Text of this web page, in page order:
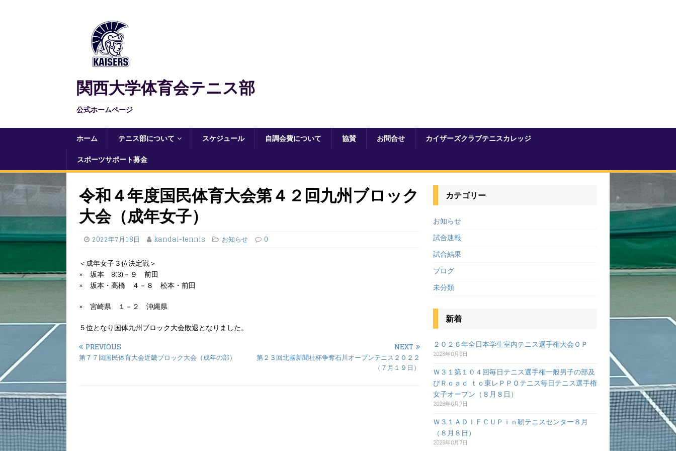
関西大学体育会テニス部
公式ホームページ
ホーム テニス部について スケジュール 自調会費について 協賛 お問合せ
カイザーズクラブテニスカレッジ
スポーツサポート募金
令和４年度国民体育大会第４２回九州ブロック
大会（成年女子）
2022年7月18日 kandai-tennis お知らせ 0
＜成年女子３位決定戦＞
× 坂本 8(3)－９ 前田
× 坂本・高橋 ４－８ 松本・前田
× 宮崎県 １－２ 沖縄県
５位となり国体九州ブロック大会敗退となりました。
PREVIOUS
第７７回国民体育大会近畿ブロック大会（成年の部）
NEXT
第２３回北國新聞社杯争奪石川オープンテニス２０２２
（７月１９日）
カテゴリー
お知らせ
試合速報
試合結果
ブログ
未分類
新着
２０２６年全日本学生室内テニス選手権大会ＯＰ
2026年8月8日
Ｗ３１第１０４回毎日テニス選手権一般男子の部及
びＲｏａｄ ｔｏ東レＰＰＯテニス毎日テニス選手権
女子オープン（８月８日）
2026年8月7日
Ｗ３１ＡＤＩＦＣＵＰｉｎ靭テニスセンター８月
（８月８日）
2026年8月7日